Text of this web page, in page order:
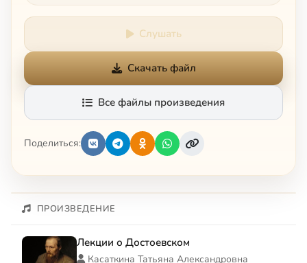
Слушать
Скачать файл
Все файлы произведения
Поделиться:
ПРОИЗВЕДЕНИЕ
Лекции о Достоевском
Касаткина Татьяна Александровна